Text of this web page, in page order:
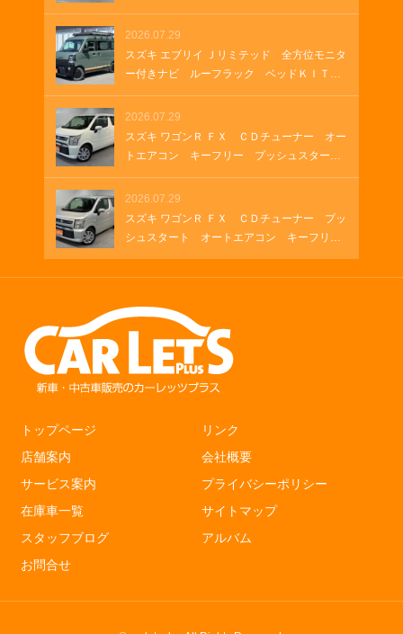
プラス シートヒーター ２１インチＲＳ
Ｓｐｙｄｅｒデザインホイール アダプティ
ブクルーズコントロール アダプティブエア
サスペンション ＥＴＣ２．０
2026.07.29
スズキ エブリイ Ｊリミテッド 全方位モニタ
ー付きナビ ルーフラック ベッドＫＩＴ
グリルガードバー ＥＴＣ ラバーマット
ＬＥＤヘッドランプ ＬＥＤフォグランプ
オートエアコン 両側パワースライド ＵＳ
Ｂソケット ＨＤＭＩ
2026.07.29
スズキ ワゴンＲ ＦＸ ＣＤチューナー オー
トエアコン キーフリー プッシュスター
ト シートヒーター
2026.07.29
スズキ ワゴンＲ ＦＸ ＣＤチューナー プッ
シュスタート オートエアコン キーフリ
ー シートヒーター
トップページ
店舗案内
サービス案内
在庫車一覧
スタッフブログ
お問合せ
リンク
会社概要
プライバシーポリシー
サイトマップ
アルバム